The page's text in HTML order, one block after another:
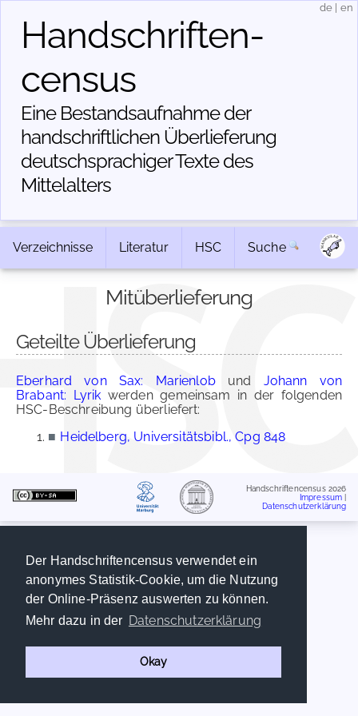
Der Handschriftencensus verwendet ein
anonymes Statistik-Cookie, um die Nutzung
der Online-Präsenz auswerten zu können.
Mehr dazu in der Datenschutzerklärung
Okay
Handschriften­
census
Eine Bestandsaufnahme der
handschriftlichen Über­lieferung
deutschsprachiger Texte des
Mittelalters
de en
Verzeichnisse Literatur HSC Suche
Mitüberlieferung
Geteilte Überlieferung
Eberhard von Sax: Marienlobund Johann von
Brabant: Lyrik werden gemeinsam in der folgenden
HSC-Beschreibung überliefert:
■ Heidelberg, Universitätsbibl., Cpg 848
Handschriftencensus 2026
Impressum
Datenschutzerklärung